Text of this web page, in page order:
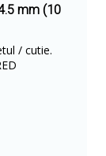
mm (10
/ cutie.